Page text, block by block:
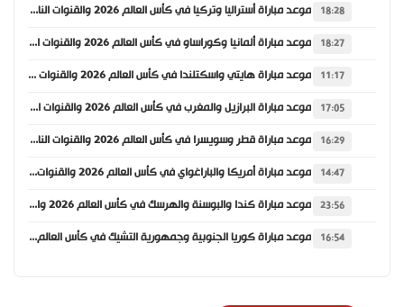
18:28 موعد مباراة أستراليا وتركيا في كأس العالم 2026 والقنوات الناقلة
18:27 موعد مباراة ألمانيا وكوراساو في كأس العالم 2026 والقنوات الناقلة
11:17 موعد مباراة هايتي واسكتلندا في كأس العالم 2026 والقنوات الناقلة
17:05 موعد مباراة البرازيل والمغرب في كأس العالم 2026 والقنوات الناقلة
16:29 موعد مباراة قطر وسويسرا في كأس العالم 2026 والقنوات الناقلة
14:47 موعد مباراة أمريكا والباراغواي في كأس العالم 2026 والقنوات الناقلة
23:56 موعد مباراة كندا والبوسنة والهرسك في كأس العالم 2026 والقنوات الناقلة
16:54 موعد مباراة كوريا الجنوبية وجمهورية التشيك في كأس العالم 2026 والقنوات الناقلة